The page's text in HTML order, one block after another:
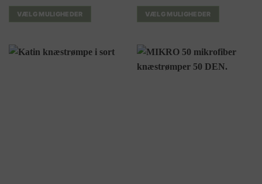
VÆLG MULIGHEDER
flere
varianter.
kan
vælges
VÆLG MULIGHEDER
flere
varianter.
kan
vælges
på